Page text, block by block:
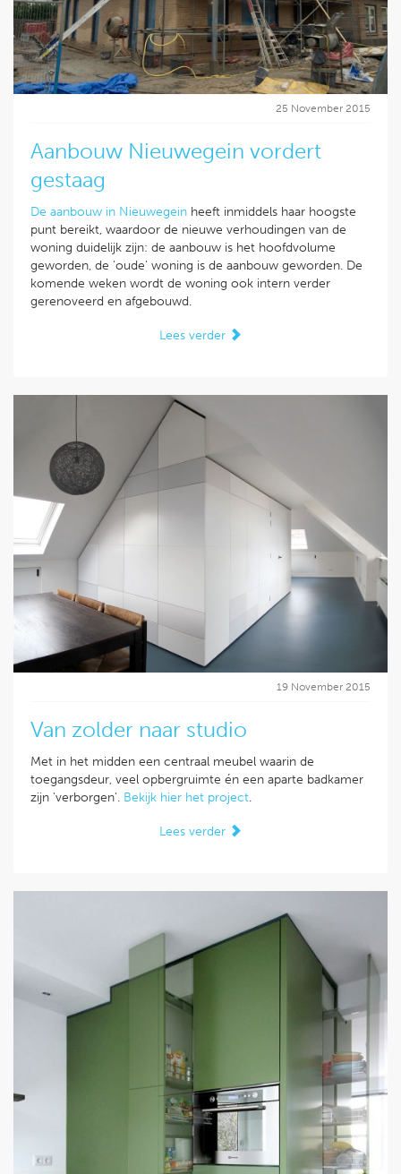
25 November 2015
Aanbouw Nieuwegein vordert
gestaag
De aanbouw in Nieuwegein heeft inmiddels haar hoogste
punt bereikt, waardoor de nieuwe verhoudingen van de
woning duidelijk zijn: de aanbouw is het hoofdvolume
geworden, de 'oude' woning is de aanbouw geworden. De
komende weken wordt de woning ook intern verder
gerenoveerd en afgebouwd.
Lees verder
19 November 2015
Van zolder naar studio
Met in het midden een centraal meubel waarin de
toegangsdeur, veel opbergruimte én een aparte badkamer
zijn 'verborgen'. Bekijk hier het project.
Lees verder